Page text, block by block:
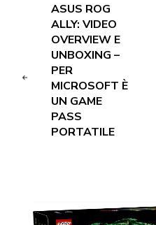
ASUS ROG
ALLY: VIDEO
OVERVIEW E
UNBOXING –
PER
MICROSOFT È
UN GAME
PASS
PORTATILE